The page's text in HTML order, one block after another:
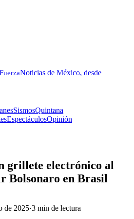
FuerzaNoticias de México, desde
SismosQuintana
EspectáculosOpinión
grillete electrónico al
Bolsonaro en Brasil
de 2025·3 min de lectura